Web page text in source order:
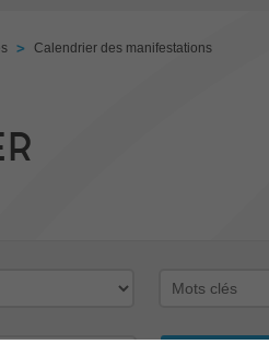
> Calendrier des manifestations